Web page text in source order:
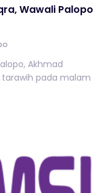
Wawali Palopo
Akhmad
pada malam